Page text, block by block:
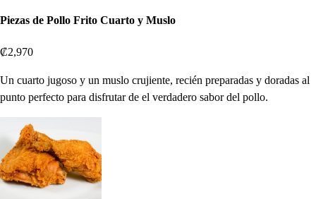
Piezas de Pollo Frito Cuarto y Muslo
₡2,970
Un cuarto jugoso y un muslo crujiente, recién preparadas y doradas al
punto perfecto para disfrutar de el verdadero sabor del pollo.